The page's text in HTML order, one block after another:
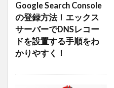
Google Search Console
の登録方法！エックス
サーバーでDNSレコー
ドを設置する手順をわ
かりやすく！